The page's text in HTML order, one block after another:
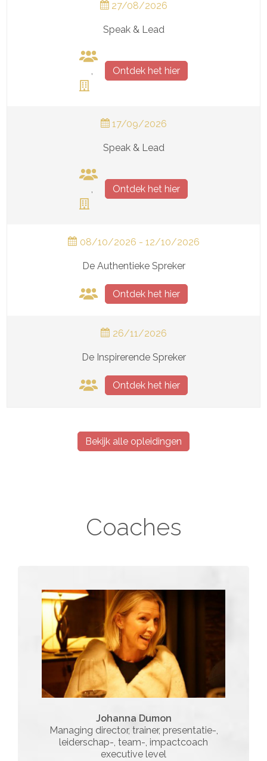
27/08/2026
Speak & Lead
, Ontdek het hier
17/09/2026
Speak & Lead
, Ontdek het hier
08/10/2026 - 12/10/2026
De Authentieke Spreker
Ontdek het hier
26/11/2026
De Inspirerende Spreker
Ontdek het hier
Bekijk alle opleidingen
Coaches
Johanna Dumon
Managing director, trainer, presentatie-,
leiderschap-, team-, impactcoach
executive level